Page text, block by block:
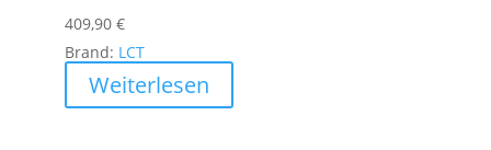
409,90 €
Brand: LCT
Weiterlesen